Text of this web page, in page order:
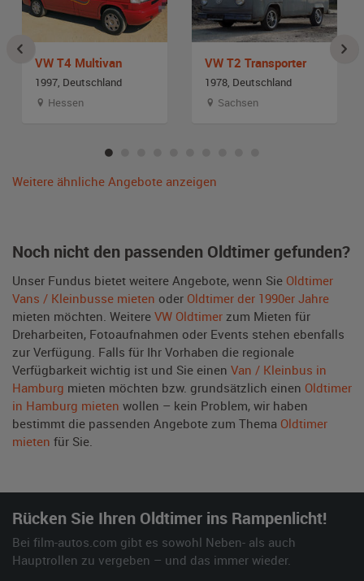
VW T4 Multivan
1997, Deutschland
Hessen
VW T2 Transporter
1978, Deutschland
Sachsen
Weitere ähnliche Angebote anzeigen
Noch nicht den passenden Oldtimer gefunden?
Unser Fundus bietet weitere Angebote, wenn Sie Oldtimer
Vans / Kleinbusse mieten oder Oldtimer der 1990er Jahre
mieten möchten. Weitere VW Oldtimer zum Mieten für
Dreharbeiten, Fotoaufnahmen oder Events stehen ebenfalls
zur Verfügung. Falls für Ihr Vorhaben die regionale
Verfügbarkeit wichtig ist und Sie einen Van / Kleinbus in
Hamburg mieten möchten bzw. grundsätzlich einen Oldtimer
in Hamburg mieten wollen – kein Problem, wir haben
bestimmt die passenden Angebote zum Thema Oldtimer
mieten für Sie.
Rücken Sie Ihren Oldtimer ins Rampenlicht!
Bei film-autos.com gibt es sowohl Neben- als auch
Hauptrollen zu vergeben – und das immer wieder.